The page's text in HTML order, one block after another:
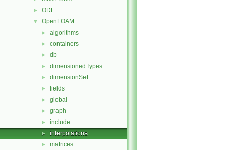
► ODE
▼ OpenFOAM
► algorithms
► containers
► db
► dimensionedTypes
► dimensionSet
► fields
► global
► graph
► include
► interpolations
► matrices